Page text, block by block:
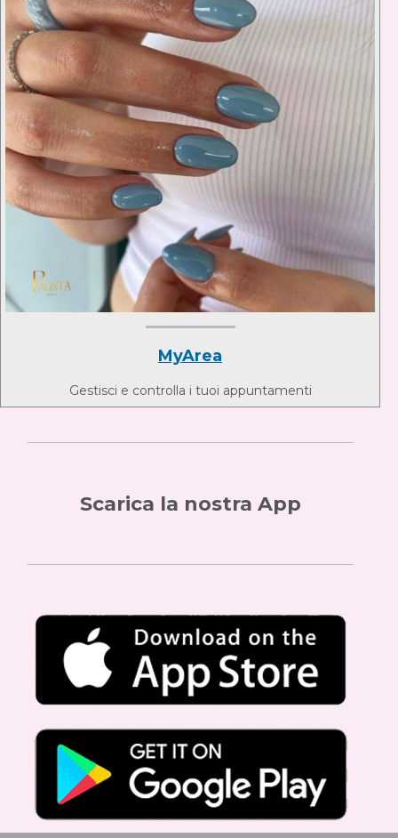
MyArea
Gestisci e controlla i tuoi appuntamenti
Scarica la nostra App